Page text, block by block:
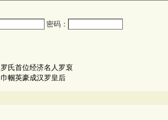
密码：
罗氏首位经济名人罗裒
巾帼英豪成汉罗皇后